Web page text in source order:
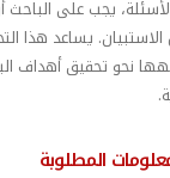
يجب على
يساعد هذا
نحو تحقيق أهداف
.
المطلوبة